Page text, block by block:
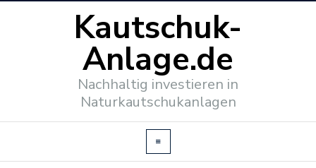
Kautschuk-
Anlage.de
Nachhaltig investieren in
Naturkautschukanlagen